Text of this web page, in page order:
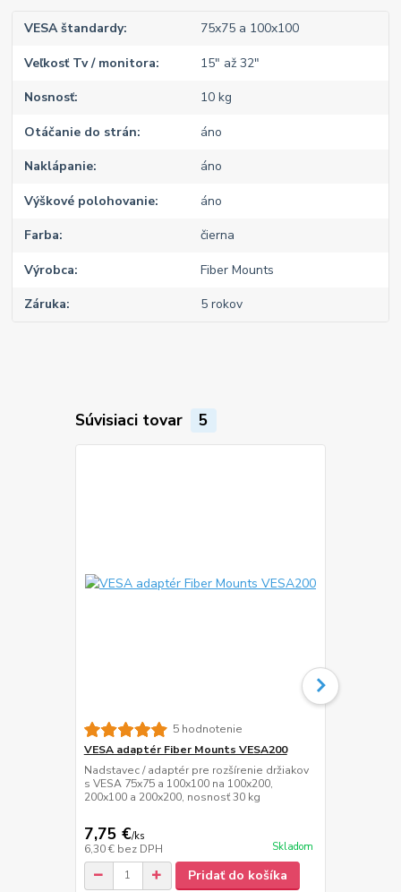
VESA štandardy 75x75 a 100x100
Veľkosť Tv / monitora 15" až 32"
Nosnosť 10 kg
Otáčanie do strán áno
Naklápanie áno
Výškové polohovanie áno
Farba čierna
Výrobca Fiber Mounts
Záruka 5 rokov
Súvisiaci tovar 5
5 hodnotenie
VESA adaptér Fiber Mounts VESA200
Nadstavec / adaptér pre rozšírenie držiakov
s VESA 75x75 a 100x100 na 100x200,
200x100 a 200x200, nosnosť 30 kg
7,75 €/ks
6,30 € bez DPH Skladom
Pridať do košíka